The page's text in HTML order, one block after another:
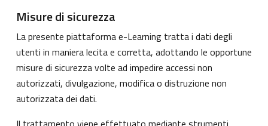
Misure di sicurezza
La presente piattaforma e-Learning tratta i dati degli
utenti in maniera lecita e corretta, adottando le opportune
misure di sicurezza volte ad impedire accessi non
autorizzati, divulgazione, modifica o distruzione non
autorizzata dei dati.